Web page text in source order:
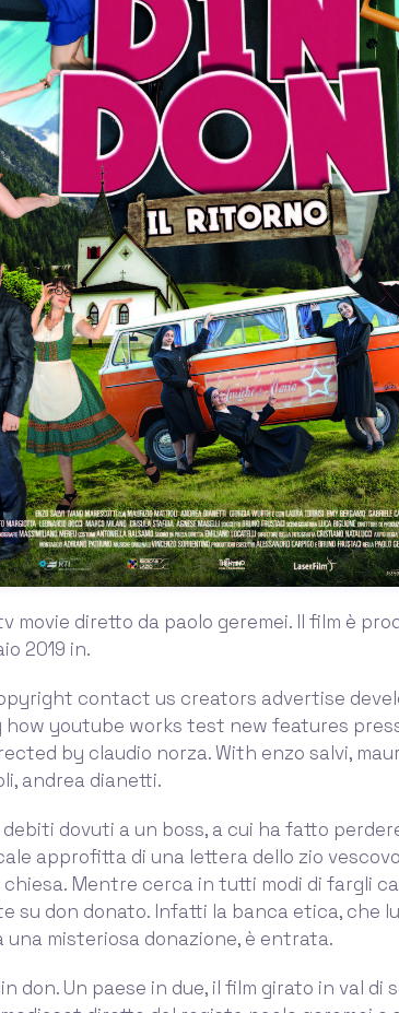
movie diretto da paolo geremei. Il film è
2019 in.
contact us creators advertise
how youtube works test new features
by claudio norza. With enzo salvi,
andrea dianetti.
dovuti a un boss, a cui ha fatto
approfitta di una lettera dello zio
Mentre cerca in tutti modi di fargli
su don donato. Infatti la banca etica, che
una misteriosa donazione, è entrata.
don. Un paese in due, il film girato in val di